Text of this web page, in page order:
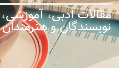
مقالات ادبی،
نویسندگان و هنرمندان